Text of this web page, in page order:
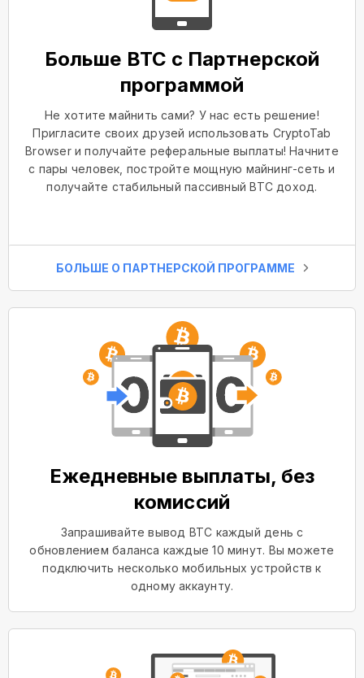
Больше BTC с Партнерской
программой
Не хотите майнить сами? У нас есть решение!
Пригласите своих друзей использовать CryptoTab
Browser и получайте реферальные выплаты! Начните
с пары человек, постройте мощную майнинг-сеть и
получайте стабильный пассивный BTC доход.
БОЛЬШЕ О ПАРТНЕРСКОЙ ПРОГРАММЕ
Ежедневные выплаты, без
комиссий
Запрашивайте вывод BTC каждый день с
обновлением баланса каждые 10 минут. Вы можете
подключить несколько мобильных устройств к
одному аккаунту.